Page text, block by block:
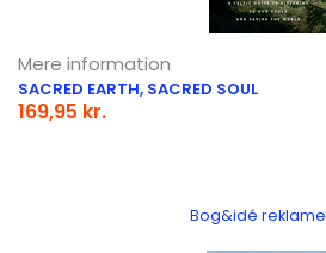
Mere information
SACRED EARTH, SACRED SOUL
169,95 kr.
Bog&idé reklame